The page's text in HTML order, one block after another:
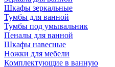
Шкафы зеркальные
Тумбы для ванной
Тумбы под умывальник
Пеналы для ванной
Шкафы навесные
Ножки для мебели
Комплектующие в ванную